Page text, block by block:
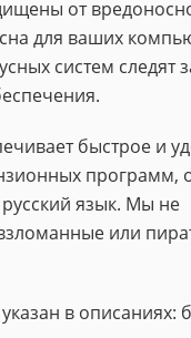
от
для ваших
систем следят
быстрое и
программ,
язык. Мы не
или
в описаниях: